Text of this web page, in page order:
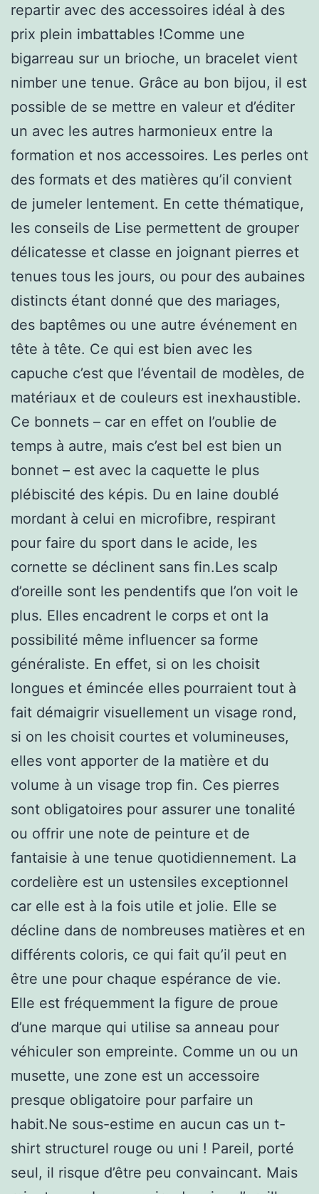
repartir avec des accessoires idéal à des
prix plein imbattables !Comme une
bigarreau sur un brioche, un bracelet vient
nimber une tenue. Grâce au bon bijou, il est
possible de se mettre en valeur et d’éditer
un avec les autres harmonieux entre la
formation et nos accessoires. Les perles ont
des formats et des matières qu’il convient
de jumeler lentement. En cette thématique,
les conseils de Lise permettent de grouper
délicatesse et classe en joignant pierres et
tenues tous les jours, ou pour des aubaines
distincts étant donné que des mariages,
des baptêmes ou une autre événement en
tête à tête. Ce qui est bien avec les
capuche c’est que l’éventail de modèles, de
matériaux et de couleurs est inexhaustible.
Ce bonnets – car en effet on l’oublie de
temps à autre, mais c’est bel est bien un
bonnet – est avec la caquette le plus
plébiscité des képis. Du en laine doublé
mordant à celui en microfibre, respirant
pour faire du sport dans le acide, les
cornette se déclinent sans fin.Les scalp
d’oreille sont les pendentifs que l’on voit le
plus. Elles encadrent le corps et ont la
possibilité même influencer sa forme
généraliste. En effet, si on les choisit
longues et émincée elles pourraient tout à
fait démaigrir visuellement un visage rond,
si on les choisit courtes et volumineuses,
elles vont apporter de la matière et du
volume à un visage trop fin. Ces pierres
sont obligatoires pour assurer une tonalité
ou offrir une note de peinture et de
fantaisie à une tenue quotidiennement. La
cordelière est un ustensiles exceptionnel
car elle est à la fois utile et jolie. Elle se
décline dans de nombreuses matières et en
différents coloris, ce qui fait qu’il peut en
être une pour chaque espérance de vie.
Elle est fréquemment la figure de proue
d’une marque qui utilise sa anneau pour
véhiculer son empreinte. Comme un ou un
musette, une zone est un accessoire
presque obligatoire pour parfaire un
habit.Ne sous-estime en aucun cas un t-
shirt structurel rouge ou uni ! Pareil, porté
seul, il risque d’être peu convaincant. Mais